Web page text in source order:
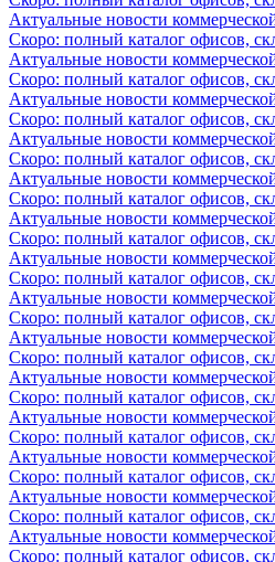
Актуальные новости
Скоро: полный каталог офисов,
Актуальные новости
Скоро: полный каталог офисов,
Актуальные новости
Скоро: полный каталог офисов,
Актуальные новости
Скоро: полный каталог офисов,
Актуальные новости
Скоро: полный каталог офисов,
Актуальные новости
Скоро: полный каталог офисов,
Актуальные новости
Скоро: полный каталог офисов,
Актуальные новости
Скоро: полный каталог офисов,
Актуальные новости
Скоро: полный каталог офисов,
Актуальные новости
Скоро: полный каталог офисов,
Актуальные новости
Скоро: полный каталог офисов,
Актуальные новости
Скоро: полный каталог офисов,
Актуальные новости
Скоро: полный каталог офисов,
Актуальные новости
Скоро: полный каталог офисов,